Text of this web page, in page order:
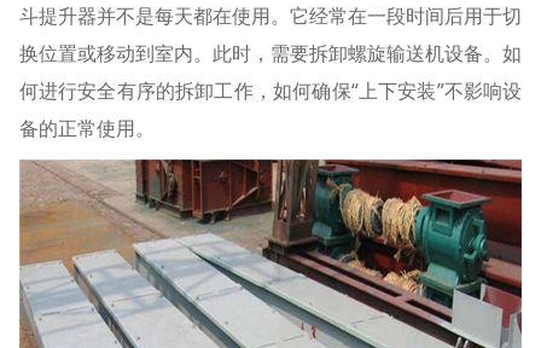
斗提升器并不是每天都在使用。它经常在一段时间后用于切
换位置或移动到室内。此时，需要拆卸螺旋输送机设备。如
何进行安全有序的拆卸工作，如何确保“上下安装”不影响设
备的正常使用。